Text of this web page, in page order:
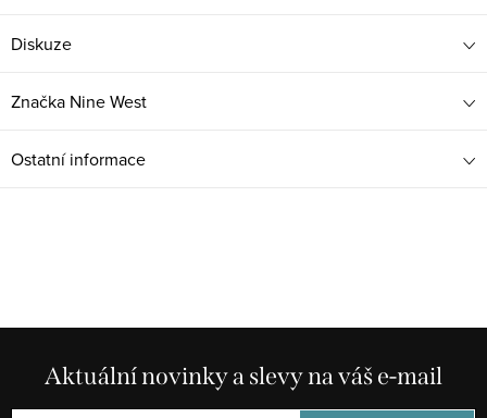
Diskuze
Značka Nine West
Ostatní informace
Aktuální novinky a slevy na váš e-mail